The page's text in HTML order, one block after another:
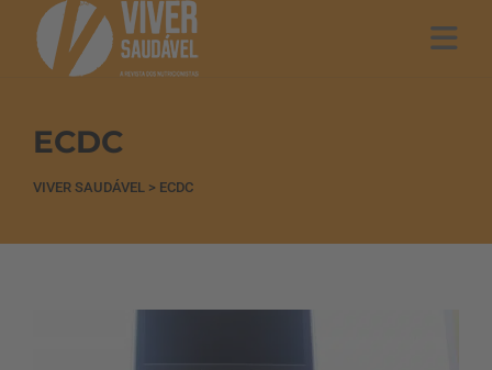
ECDC
VIVER SAUDÁVEL > ECDC